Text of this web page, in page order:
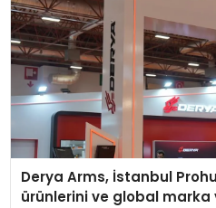
Derya Arms, İstanbul
ürünlerini ve global marka